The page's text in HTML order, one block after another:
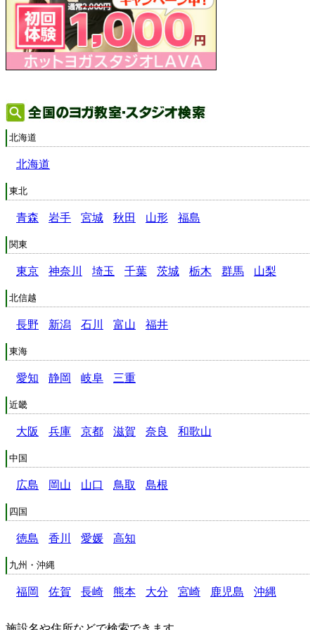
北海道
北海道
東北
青森 岩手 宮城 秋田 山形 福島
関東
東京 神奈川 埼玉 千葉 茨城 栃木 群馬 山梨
北信越
長野 新潟 石川 富山 福井
東海
愛知 静岡 岐阜 三重
近畿
大阪 兵庫 京都 滋賀 奈良 和歌山
中国
広島 岡山 山口 鳥取 島根
四国
徳島 香川 愛媛 高知
九州・沖縄
福岡 佐賀 長崎 熊本 大分 宮崎 鹿児島 沖縄